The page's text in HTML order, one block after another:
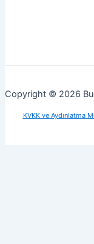
Copyright © 2026
KVKK ve Aydınlatma